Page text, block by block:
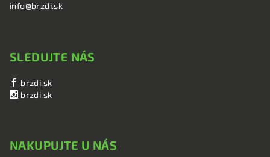
info@brzdi.sk
SLEDUJTE NÁS
brzdi.sk
brzdi.sk
NAKUPUJTE U NÁS